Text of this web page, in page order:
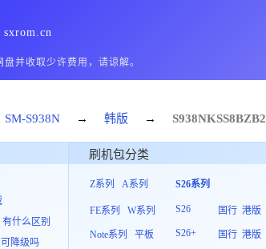
sxrom.cn
并收取少许费用，请谅解。
SM-S938N → 韩版 → S938NKSS8BZB2
什么区别
降级吗
刷机包分类
Z系列 A系列
FE系列 W系列
Note系列
平板
S26系列
S26 国行 港版
S26+
国行 港版